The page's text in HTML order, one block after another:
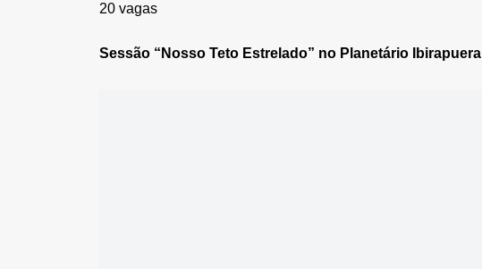
20 vagas
Sessão “Nosso Teto Estrelado” no Planetário Ibirapuera